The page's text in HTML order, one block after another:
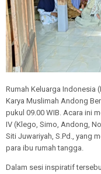
Rumah Keluarga Indonesia
Karya Muslimah Andong
pukul 09.00 WIB. Acara ini
IV (Klego, Simo, Andong,
Siti Juwariyah, S.Pd., yang
para ibu rumah tangga.
Dalam sesi inspiratif